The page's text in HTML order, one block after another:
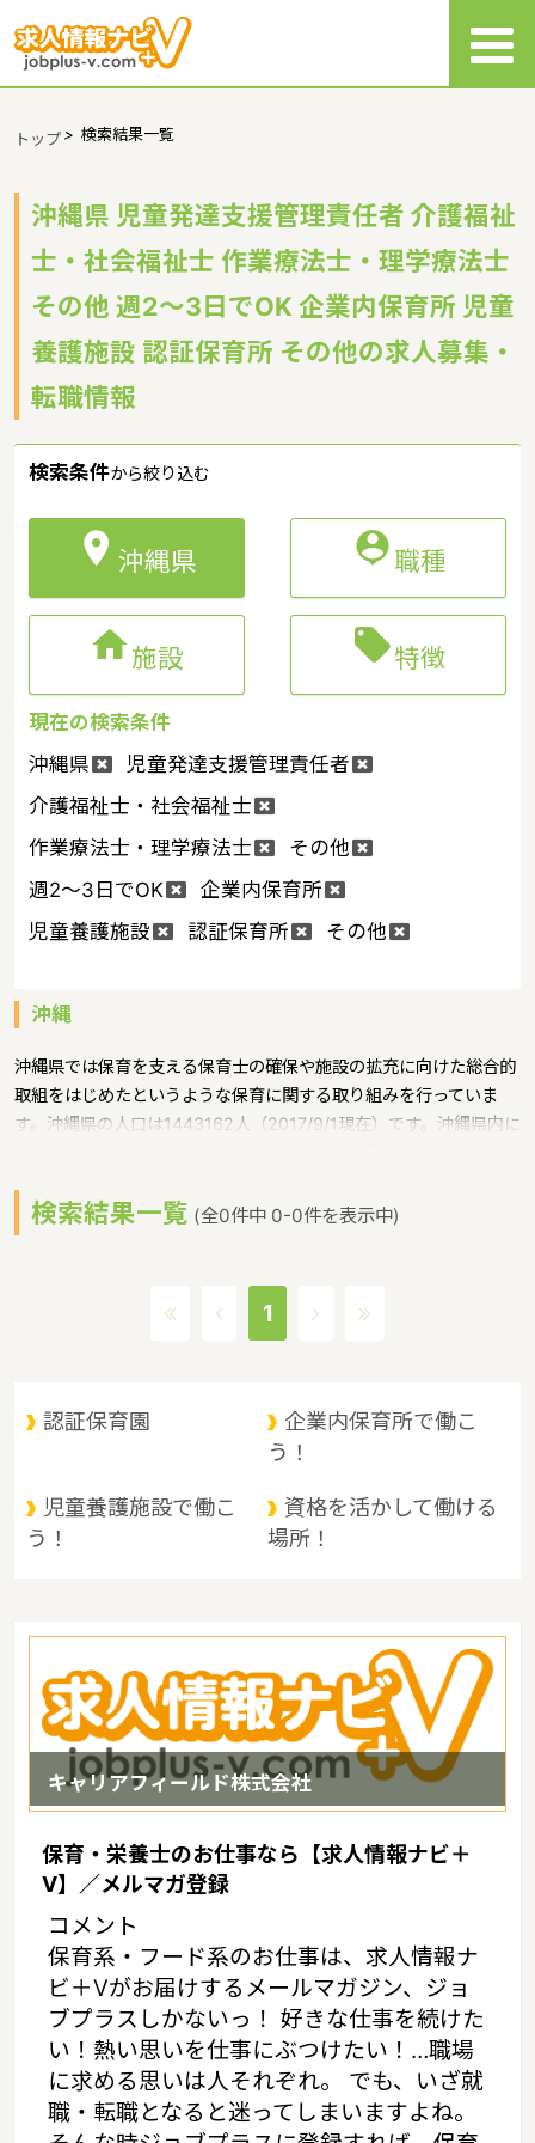
トップ> 検索結果一覧
沖縄県 児童発達支援管理責任者 介護福祉
士・社会福祉士 作業療法士・理学療法士
その他 週2～3日でOK 企業内保育所 児童
養護施設 認証保育所 その他の求人募集・
転職情報
検索条件から絞り込む
 沖縄県 職種
施設 特徴
現在の検索条件
沖縄県
児童発達支援管理責任者
介護福祉士・社会福祉士
作業療法士・理学療法士
その他
週2～3日でOK
企業内保育所
児童養護施設
認証保育所 その他
沖縄
沖縄県では保育を支える保育士の確保や施設の拡充に向けた総合的
取組をはじめたというような保育に関する取り組みを行っていま
す。沖縄県の人口は1443162人（2017/9/1現在）です。沖縄県内に
家賃相場：9.1万円（2017年10月賃貸住宅 D-room調べ）沖縄県
は、東京からは1600キロ。沖縄最西端の与那国島から台湾までは
然、文化、産業もこうした地理的環境に大きな影響を受けていると
検索結果一覧 (全0件中 0-0件を表示中)
1
認証保育園
企業内保育所で働こ
う！
児童養護施設で働こ
う！
資格を活かして働ける
場所！
キャリアフィールド株式会社
保育・栄養士のお仕事なら【求人情報ナビ＋
V】／メルマガ登録
コメント
保育系・フード系のお仕事は、求人情報ナ
ビ＋Vがお届けするメールマガジン、ジョ
ブプラスしかないっ！ 好きな仕事を続けた
い！熱い思いを仕事にぶつけたい！…職場
に求める思いは人それぞれ。 でも、いざ就
職・転職となると迷ってしまいますよね。